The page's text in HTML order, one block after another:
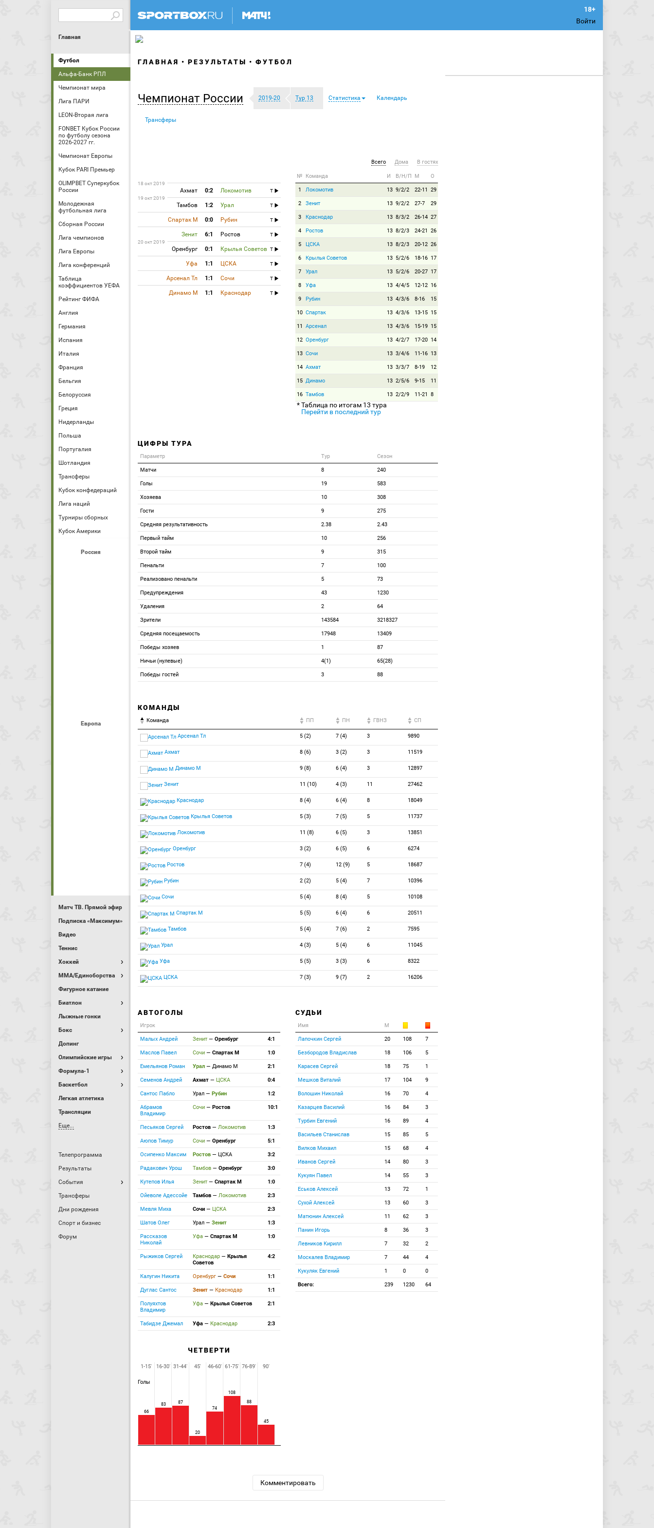
Войти
Главная
Футбол
Альфа-Банк РПЛ
Чемпионат мира
Лига ПАРИ
LEON-Вторая лига
FONBET Кубок России
по футболу сезона
2026-2027 гг.
Чемпионат Европы
Кубок PARI Премьер
OLIMPBET Суперкубок
России
Молодежная
футбольная лига
Сборная России
Лига чемпионов
Лига Европы
Лига конференций
Таблица
коэффициентов УЕФА
Рейтинг ФИФА
Англия
Германия
Испания
Италия
Франция
Бельгия
Белоруссия
Греция
Нидерланды
Польша
Португалия
Шотландия
Трансферы
Кубок конфедераций
Лига наций
Турниры сборных
Кубок Америки
Россия
Европа
Матч ТВ. Прямой эфир
Подписка «Максимум»
Видео
Теннис
Хоккей
MMA/Единоборства
Фигурное катание
Биатлон
Лыжные гонки
Бокс
Допинг
Олимпийские игры
Формула-1
Баскетбол
Легкая атлетика
Трансляции
Еще...
Телепрограмма
Результаты
События
Трансферы
Дни рождения
Спорт и бизнес
Форум
ГЛАВНАЯ РЕЗУЛЬТАТЫ ФУТБОЛ
Чемпионат России 2019-20 Тур 13 Статистика Календарь
Трансферы
18 окт 2019
Ахмат 0:2 Локомотив
T
19 окт 2019
Тамбов 1:2 Урал T
Спартак М 0:0 Рубин T
Зенит 6:1 Ростов
T
20 окт 2019
Оренбург 0:1 Крылья Советов T
Уфа 1:1 ЦСКА T
Арсенал Тл 1:1 Сочи T
Динамо М 1:1 Краснодар T
Всего Дома В гостях
№ Команда И В/Н/П М О
1 Локомотив 13 9/2/2 22-11 29
2 Зенит 13 9/2/2 27-7 29
3 Краснодар 13 8/3/2 26-14 27
4 Ростов 13 8/2/3 24-21 26
5 ЦСКА 13 8/2/3 20-12 26
6 Крылья Советов 13 5/2/6 18-16 17
7 Урал 13 5/2/6 20-27 17
8 Уфа 13 4/4/5 12-12 16
9 Рубин 13 4/3/6 8-16 15
10 Спартак 13 4/3/6 13-15 15
11 Арсенал 13 4/3/6 15-19 15
12 Оренбург 13 4/2/7 17-20 14
13 Сочи 13 3/4/6 11-16 13
14 Ахмат 13 3/3/7 8-19 12
15 Динамо 13 2/5/6 9-15 11
16 Тамбов 13 2/2/9 11-21 8
* Таблица по итогам 13 тура
Перейти в последний тур
ЦИФРЫ ТУРА
Параметр Тур Сезон
Матчи 8 240
Голы 19 583
Хозяева 10 308
Гости 9 275
Средняя результативность 2.38 2.43
Первый тайм 10 256
Второй тайм 9 315
Пенальти 7 100
Реализовано пенальти 5 73
Предупреждения 43 1230
Удаления 2 64
Зрители 143584 3218327
Средняя посещаемость 17948 13409
Победы хозяев 1 87
Ничьи (нулевые) 4(1) 65(28)
Победы гостей 3 88
КОМАНДЫ
Команда ПП ПН ГВНЗ СП
Арсенал Тл 5 (2) 7 (4) 3 9890
Ахмат 8 (6) 3 (2) 3 11519
Динамо М 9 (8) 6 (4) 3 12897
Зенит 11 (10) 4 (3) 11 27462
Краснодар 8 (4) 6 (4) 8 18049
Крылья Советов 5 (3) 7 (5) 5 11737
Локомотив 11 (8) 6 (5) 3 13851
Оренбург 3 (2) 6 (5) 6 6274
Ростов 7 (4) 12 (9) 5 18687
Рубин 2 (2) 5 (4) 7 10396
Сочи 5 (4) 8 (4) 5 10108
Спартак М 5 (5) 6 (4) 6 20511
Тамбов 5 (4) 7 (6) 2 7595
Урал 4 (3) 5 (4) 6 11045
Уфа 5 (5) 3 (3) 6 8322
ЦСКА 7 (3) 9 (7) 2 16206
АВТОГОЛЫ
Игрок
Малых Андрей Зенит — Оренбург 4:1
Маслов Павел Сочи — Спартак М 1:0
Емельянов Роман Урал — Динамо М 2:1
Семенов Андрей Ахмат — ЦСКА 0:4
Сантос Пабло Урал — Рубин 1:2
Абрамов
Владимир
Сочи — Ростов 10:1
Песьяков Сергей Ростов — Локомотив 1:3
Аюпов Тимур Сочи — Оренбург 5:1
Осипенко Максим Ростов — ЦСКА 3:2
Радакович Урош Тамбов — Оренбург 3:0
Кутепов Илья Зенит — Спартак М 1:0
Ойеволе Адессойе Тамбов — Локомотив 2:3
Мевля Миха Сочи — ЦСКА 2:3
Шатов Олег Урал — Зенит 1:3
Рассказов
Николай
Уфа — Спартак М 1:0
Рыжиков Сергей Краснодар — Крылья
Советов
4:2
Калугин Никита Оренбург — Сочи 1:1
Дуглас Сантос Зенит — Краснодар 1:1
Полуяхтов
Владимир
Уфа — Крылья Советов 2:1
Табидзе Джемал Уфа — Краснодар 2:3
ЧЕТВЕРТИ
Голы
66
83 87
20
74
108
88
45
1-15' 16-30' 31-44' 45' 46-60' 61-75' 76-89' 90'
СУДЬИ
Имя М
Лапочкин Сергей 20 108 7
Безбородов Владислав 18 106 5
Карасев Сергей 18 75 1
Мешков Виталий 17 104 9
Волошин Николай 16 70 4
Казарцев Василий 16 84 3
Турбин Евгений 16 89 4
Васильев Станислав 15 85 5
Вилков Михаил 15 68 4
Иванов Сергей 14 80 3
Кукуян Павел 14 55 3
Еськов Алексей 13 72 1
Сухой Алексей 13 60 3
Матюнин Алексей 11 62 3
Панин Игорь 8 36 3
Левников Кирилл 7 32 2
Москалев Владимир 7 44 4
Кукуляк Евгений 1 0 0
Всего: 239 1230 64
Комментировать